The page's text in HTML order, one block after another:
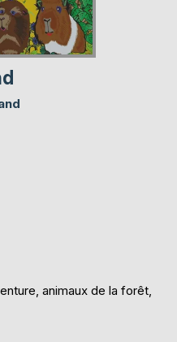
animaux de la forêt,